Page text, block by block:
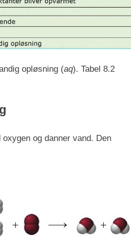
opløsning (aq). Tabel 8.2
og danner vand. Den